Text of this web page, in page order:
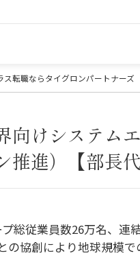
ス転職ならタイグロンパートナーズ
向けシステム
推進）【部長
プ総従業員数26万名、
の協創により地球規模で